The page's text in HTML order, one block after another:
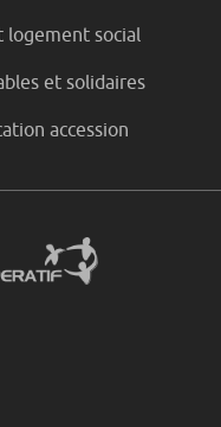
logement social
et solidaires
accession